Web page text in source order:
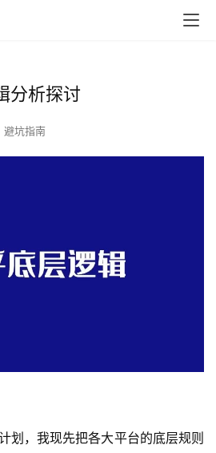
分析探讨
避坑指南
划，我现先把各大平台的底层规则